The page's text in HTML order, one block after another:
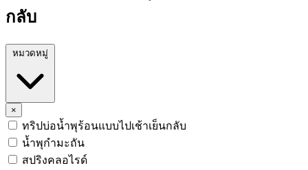
กลับ
หมวดหมู่
×
ทริปบ่อน้ำพุร้อนแบบไปเช้าเย็นกลับ
น้ำพุกำมะถัน
สปริงคลอไรด์